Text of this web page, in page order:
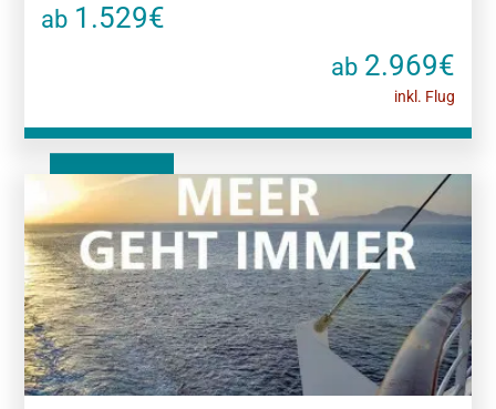
ab 1.529€
ab2.969€
inkl. Flug